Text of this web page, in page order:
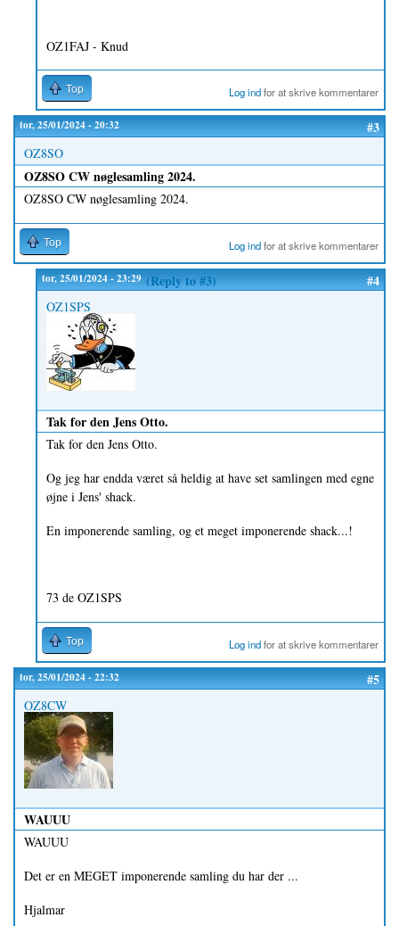
OZ1FAJ - Knud
Top Log indfor at skrive kommentarer
tor, 25/01/2024 - 20:32 #3
OZ8SO
OZ8SO CW nøglesamling 2024.
OZ8SO CW nøglesamling 2024.
Top Log indfor at skrive kommentarer
tor, 25/01/2024 - 23:29 (Reply to #3) #4
OZ1SPS
Tak for den Jens Otto.
Tak for den Jens Otto.
Og jeg har endda været så heldig at have set samlingen med egne
øjne i Jens' shack.
En imponerende samling, og et meget imponerende shack...!
73 de OZ1SPS
Top Log indfor at skrive kommentarer
tor, 25/01/2024 - 22:32 #5
OZ8CW
WAUUU
WAUUU
Det er en MEGET imponerende samling du har der ...
Hjalmar